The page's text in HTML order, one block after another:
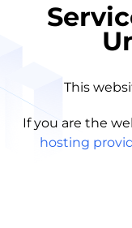
This
If you are the
hosting